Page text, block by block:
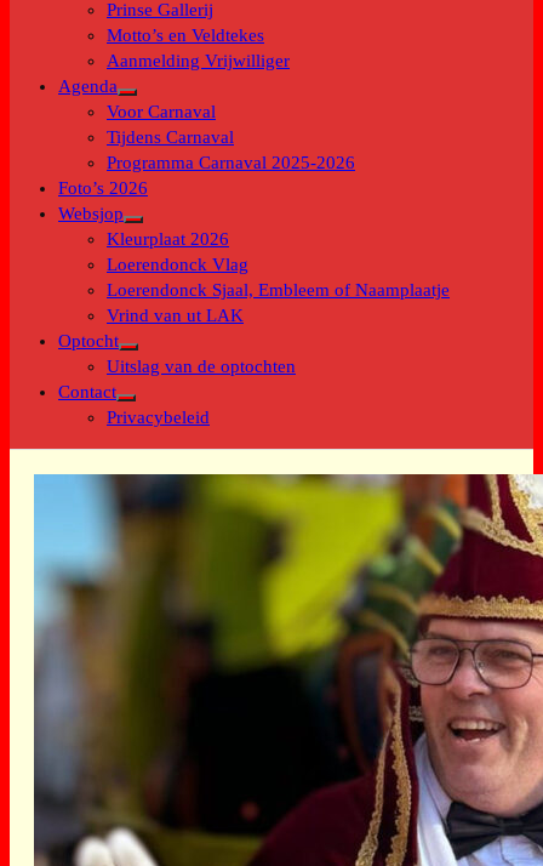
Prinse Gallerij
Motto’s en Veldtekes
Aanmelding Vrijwilliger
Agenda
Toon
submenu
Voor Carnaval
Tijdens Carnaval
Programma Carnaval 2025-2026
Foto’s 2026
Websjop
Toon
submenu
Kleurplaat 2026
Loerendonck Vlag
Loerendonck Sjaal, Embleem of Naamplaatje
Vrind van ut LAK
Optocht
Toon
submenu
Uitslag van de optochten
Contact
Toon
submenu
Privacybeleid